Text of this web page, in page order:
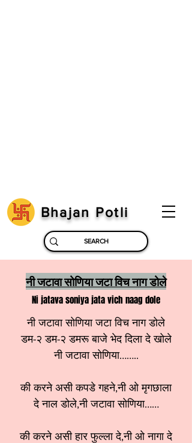
Bhajan Potli
नी जटावा सोणिया जटा विच नाग डोले
Ni jatava soniya jata vich naag dole
नी जटावा सोणिया जटा विच नाग डोले
डम-२ डम-२ डमरू बाजे भेद दिला दे खोले
नी जटावा सोणिया……..
की करने असी कपडे गहने,नी ओ मृगछाला
दे नाल डोले,नी जटावा सोणिया……
की करने असी हार फुल्ला दे,नी ओ नागा दे